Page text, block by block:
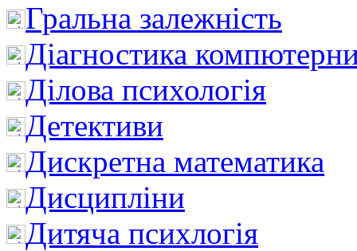
Гральна залежність
Діагностика
Ділова психологія
Детективи
Дискретна математика
Дисципліни
Дитяча психлогія